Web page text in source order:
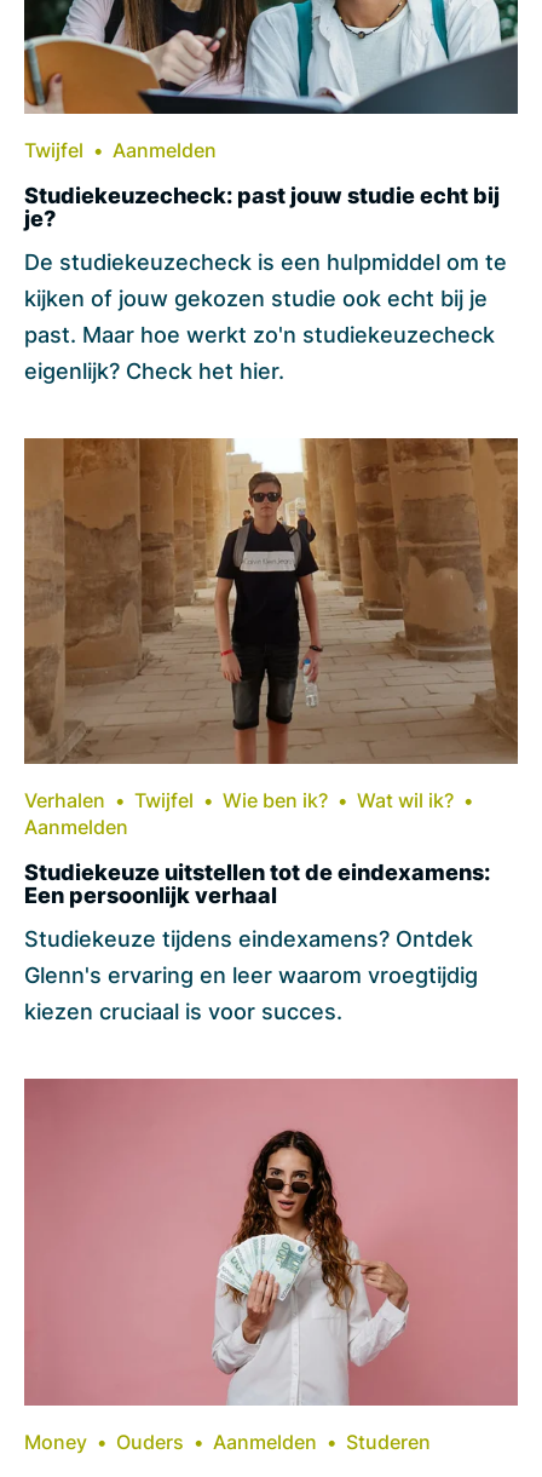
Twijfel Aanmelden
Studiekeuzecheck: past jouw studie echt bij
je?
De studiekeuzecheck is een hulpmiddel om te
kijken of jouw gekozen studie ook echt bij je
past. Maar hoe werkt zo'n studiekeuzecheck
eigenlijk? Check het hier.
Verhalen Twijfel Wie ben ik?
Wat wil ik?
Aanmelden
Studiekeuze uitstellen tot de eindexamens:
Een persoonlijk verhaal
Studiekeuze tijdens eindexamens? Ontdek
Glenn's ervaring en leer waarom vroegtijdig
kiezen cruciaal is voor succes.
Money Ouders Aanmelden Studeren